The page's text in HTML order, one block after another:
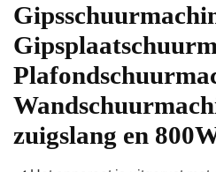
zuigslang en